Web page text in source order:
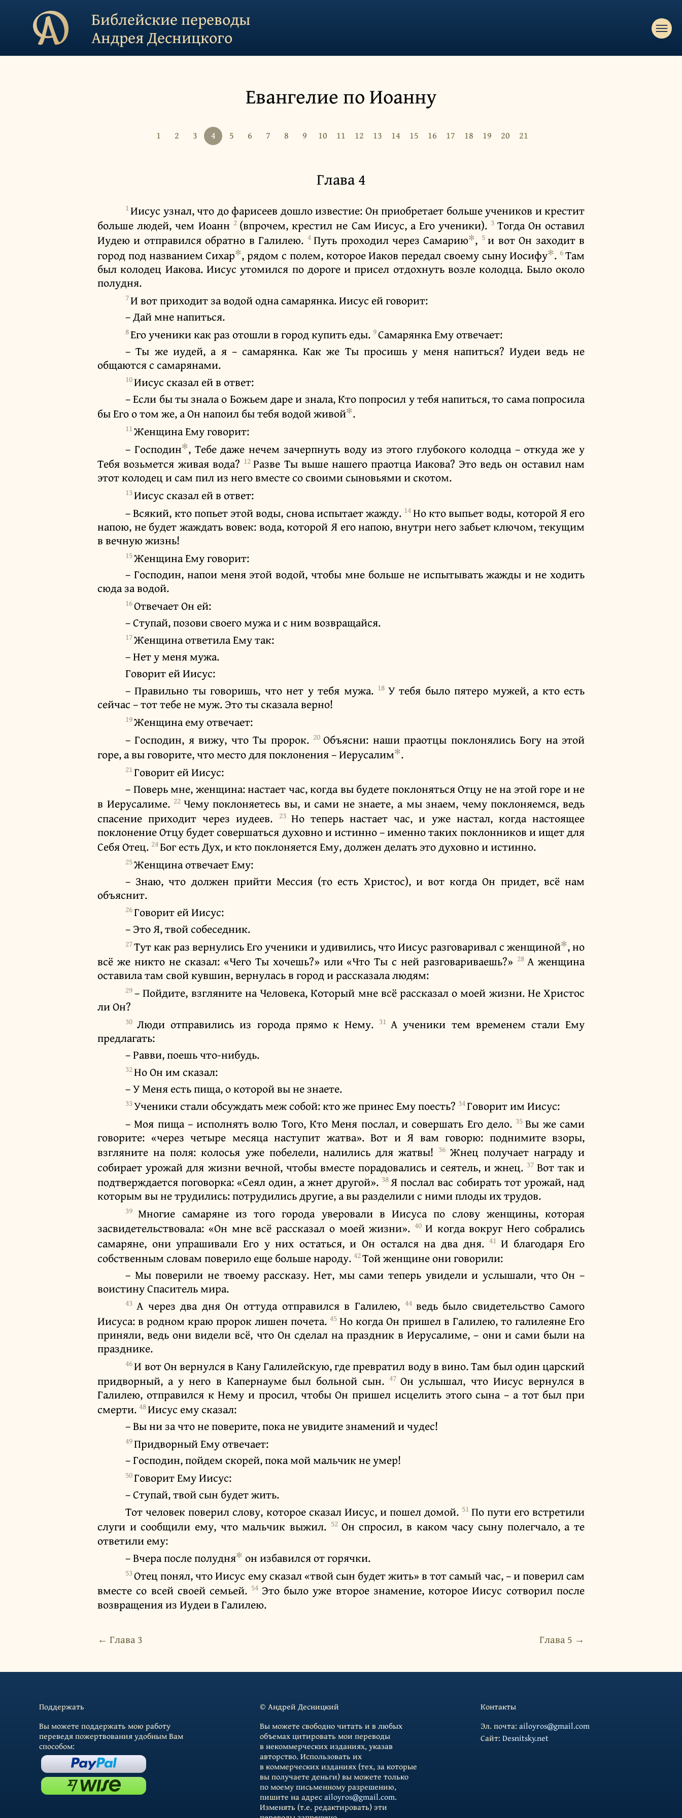
Библейские переводы
Андрея Десницкого
Евангелие по Иоанну
1 2 3 4 5 6 7 8 9 10 11 12 13 14 15 16 17 18 19 20 21
Глава 4
1Иисус узнал, что до фарисеев дошло известие: Он приобретает больше учеников и крестит
больше людей, чем Иоанн 2 (впрочем, крестил не Сам Иисус, а Его ученики). 3 Тогда Он оставил
Иудею и отправился обратно в Галилею. 4Путь проходил через Самарию✻, 5и вот Он заходит в
город под названием Сихар✻, рядом с полем, которое Иаков передал своему сыну Иосифу✻. 6Там
был колодец Иакова. Иисус утомился по дороге и присел отдохнуть возле колодца. Было около
полудня.
7И вот приходит за водой одна самарянка. Иисус ей говорит:
– Дай мне напиться.
8Его ученики как раз отошли в город купить еды. 9Самарянка Ему отвечает:
– Ты же иудей, а я – самарянка. Как же Ты просишь у меня напиться? Иудеи ведь не
общаются с самарянами.
10Иисус сказал ей в ответ:
– Если бы ты знала о Божьем даре и знала, Кто попросил у тебя напиться, то сама попросила
бы Его о том же, а Он напоил бы тебя водой живой✻.
11Женщина Ему говорит:
– Господин✻, Тебе даже нечем зачерпнуть воду из этого глубокого колодца – откуда же у
Тебя возьмется живая вода? 12Разве Ты выше нашего праотца Иакова? Это ведь он оставил нам
этот колодец и сам пил из него вместе со своими сыновьями и скотом.
13Иисус сказал ей в ответ:
– Всякий, кто попьет этой воды, снова испытает жажду. 14Но кто выпьет воды, которой Я его
напою, не будет жаждать вовек: вода, которой Я его напою, внутри него забьет ключом, текущим
в вечную жизнь!
15Женщина Ему говорит:
– Господин, напои меня этой водой, чтобы мне больше не испытывать жажды и не ходить
сюда за водой.
16Отвечает Он ей:
– Ступай, позови своего мужа и с ним возвращайся.
17Женщина ответила Ему так:
– Нет у меня мужа.
Говорит ей Иисус:
– Правильно ты говоришь, что нет у тебя мужа. 18 У тебя было пятеро мужей, а кто есть
сейчас – тот тебе не муж. Это ты сказала верно!
19Женщина ему отвечает:
– Господин, я вижу, что Ты пророк. 20Объясни: наши праотцы поклонялись Богу на этой
горе, а вы говорите, что место для поклонения – Иерусалим✻.
21Говорит ей Иисус:
– Поверь мне, женщина: настает час, когда вы будете поклоняться Отцу не на этой горе и не
в Иерусалиме. 22 Чему поклоняетесь вы, и сами не знаете, а мы знаем, чему поклоняемся, ведь
спасение приходит через иудеев.
23 Но теперь настает час, и уже настал, когда настоящее
поклонение Отцу будет совершаться духовно и истинно – именно таких поклонников и ищет для
Себя Отец. 24Бог есть Дух, и кто поклоняется Ему, должен делать это духовно и истинно.
25Женщина отвечает Ему:
– Знаю, что должен прийти Мессия (то есть Христос), и вот когда Он придет, всё нам
объяснит.
26Говорит ей Иисус:
– Это Я, твой собеседник.
27Тут как раз вернулись Его ученики и удивились, что Иисус разговаривал с женщиной✻, но
всё же никто не сказал: «Чего Ты хочешь?» или «Что Ты с ней разговариваешь?» 28 А женщина
оставила там свой кувшин, вернулась в город и рассказала людям:
29– Пойдите, взгляните на Человека, Который мне всё рассказал о моей жизни. Не Христос
ли Он?
30 Люди отправились из города прямо к Нему. 31 А ученики тем временем стали Ему
предлагать:
– Равви, поешь что-нибудь.
32Но Он им сказал:
– У Меня есть пища, о которой вы не знаете.
33Ученики стали обсуждать меж собой: кто же принес Ему поесть? 34Говорит им Иисус:
– Моя пища – исполнять волю Того, Кто Меня послал, и совершать Его дело. 35Вы же сами
говорите: «через четыре месяца наступит жатва». Вот и Я вам говорю: поднимите взоры,
взгляните на поля: колосья уже побелели, налились для жатвы! 36 Жнец получает награду и
собирает урожай для жизни вечной, чтобы вместе порадовались и сеятель, и жнец. 37 Вот так и
подтверждается поговорка: «Сеял один, а жнет другой». 38Я послал вас собирать тот урожай, над
которым вы не трудились: потрудились другие, а вы разделили с ними плоды их трудов.
39Многие самаряне из того города уверовали в Иисуса по слову женщины, которая
засвидетельствовала: «Он мне всё рассказал о моей жизни». 40 И когда вокруг Него собрались
самаряне, они упрашивали Его у них остаться, и Он остался на два дня. 41 И благодаря Его
собственным словам поверило еще больше народу. 42Той женщине они говорили:
– Мы поверили не твоему рассказу. Нет, мы сами теперь увидели и услышали, что Он –
воистину Спаситель мира.
43 А через два дня Он оттуда отправился в Галилею, 44 ведь было свидетельство Самого
Иисуса: в родном краю пророк лишен почета. 45 Но когда Он пришел в Галилею, то галилеяне Его
приняли, ведь они видели всё, что Он сделал на праздник в Иерусалиме, – они и сами были на
празднике.
46И вот Он вернулся в Кану Галилейскую, где превратил воду в вино. Там был один царский
придворный, а у него в Капернауме был больной сын. 47Он услышал, что Иисус вернулся в
Галилею, отправился к Нему и просил, чтобы Он пришел исцелить этого сына – а тот был при
смерти. 48Иисус ему сказал:
– Вы ни за что не поверите, пока не увидите знамений и чудес!
49Придворный Ему отвечает:
– Господин, пойдем скорей, пока мой мальчик не умер!
50Говорит Ему Иисус:
– Ступай, твой сын будет жить.
Тот человек поверил слову, которое сказал Иисус, и пошел домой. 51 По пути его встретили
слуги и сообщили ему, что мальчик выжил. 52 Он спросил, в каком часу сыну полегчало, а те
ответили ему:
– Вчера после полудня✻ он избавился от горячки.
53Отец понял, что Иисус ему сказал «твой сын будет жить» в тот самый час, – и поверил сам
вместе со всей своей семьей. 54 Это было уже второе знамение, которое Иисус сотворил после
возвращения из Иудеи в Галилею.
← Глава 3 Глава 5 →
Поддержать
Вы можете поддержать мою работу
переведя пожертвования удобным Вам
способом:
© Андрей Десницкий
Вы можете свободно читать и в любых
объемах цитировать мои переводы
в некоммерческих изданиях, указав
авторство. Использовать их
в коммерческих изданиях (тех, за которые
вы получаете деньги) вы можете только
по моему письменному разрешению,
пишите на адресailoyros@gmail.com.
Изменять (т.е. редактировать) эти
Контакты
Эл. почта: ailoyros@gmail.com
Cайт: Desnitsky.net